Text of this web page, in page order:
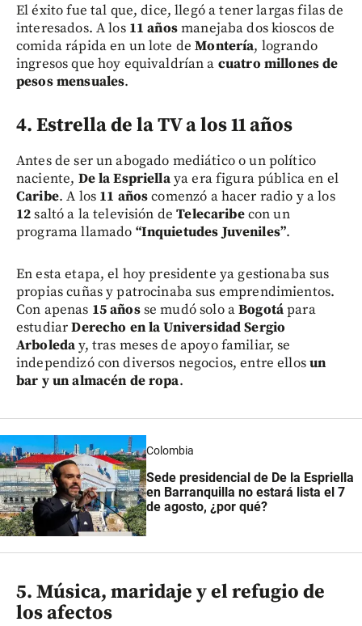
El éxito fue tal que, dice, llegó a tener largas filas de
interesados. A los 11 añosmanejaba dos kioscos de
comida rápida en un lote deMontería, logrando
ingresos que hoy equivaldrían a cuatro millones de
pesos mensuales.
4. Estrella de la TV a los 11 años
Antes de ser un abogado mediático o un político
naciente, De la Espriellaya era figura pública en el
Caribe. A los 11 añoscomenzó a hacer radio y a los
12saltó a la televisión deTelecaribecon un
programa llamado “Inquietudes Juveniles”.
En esta etapa, el hoy presidente ya gestionaba sus
propias cuñas y patrocinaba sus emprendimientos.
Con apenas 15 añosse mudó solo aBogotápara
estudiarDerecho en la Universidad Sergio
Arboleday, tras meses de apoyo familiar, se
independizó con diversos negocios, entre ellosun
bar y un almacén de ropa.
Colombia
Sede presidencial de De la Espriella
en Barranquilla no estará lista el 7
de agosto, ¿por qué?
5. Música, maridaje y el refugio de
los afectos